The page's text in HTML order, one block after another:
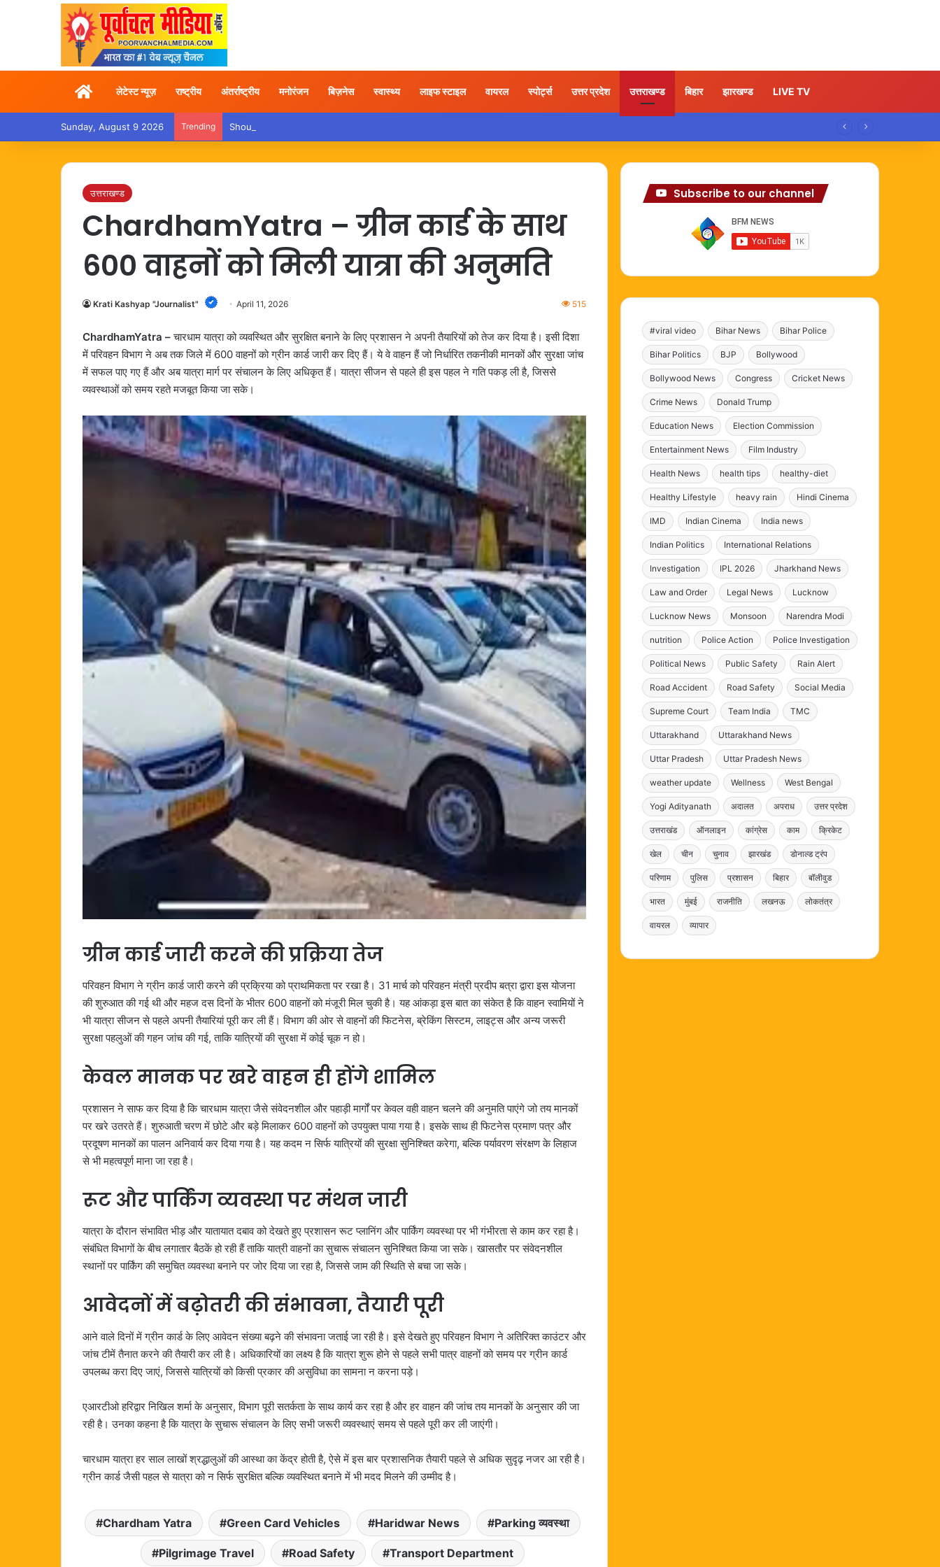
Homeलेटेस्ट न्यूज़ राष्ट्रीय अंतर्राष्ट्रीय मनोरंजन बिज़नेस स्वास्थ्य लाइफ स्टाइल वायरल स्पोर्ट्स उत्तर प्रदेश उत्तराखण्ड बिहार झारखण्ड LIVE TV
Sunday, August 9 2026 Trending Shoulder Pain – कांवड़ यात्रा के बाद कंधे में दर्द हो तो अपनाएं ये आसान उपाय
उत्तराखण्ड
ChardhamYatra – ग्रीन कार्ड के साथ
600 वाहनों को मिली यात्रा की अनुमति
Krati Kashyap "Journalist" April 11, 2026 515
ChardhamYatra –चारधाम यात्रा को व्यवस्थित और सुरक्षित बनाने के लिए प्रशासन ने अपनी तैयारियों को तेज कर दिया है। इसी दिशा
में परिवहन विभाग ने अब तक जिले में 600 वाहनों को ग्रीन कार्ड जारी कर दिए हैं। ये वे वाहन हैं जो निर्धारित तकनीकी मानकों और सुरक्षा जांच
में सफल पाए गए हैं और अब यात्रा मार्ग पर संचालन के लिए अधिकृत हैं। यात्रा सीजन से पहले ही इस पहल ने गति पकड़ ली है, जिससे
व्यवस्थाओं को समय रहते मजबूत किया जा सके।
ग्रीन कार्ड जारी करने की प्रक्रिया तेज
परिवहन विभाग ने ग्रीन कार्ड जारी करने की प्रक्रिया को प्राथमिकता पर रखा है। 31 मार्च को परिवहन मंत्री प्रदीप बत्रा द्वारा इस योजना
की शुरुआत की गई थी और महज दस दिनों के भीतर 600 वाहनों को मंजूरी मिल चुकी है। यह आंकड़ा इस बात का संकेत है कि वाहन स्वामियों ने
भी यात्रा सीजन से पहले अपनी तैयारियां पूरी कर ली हैं। विभाग की ओर से वाहनों की फिटनेस, ब्रेकिंग सिस्टम, लाइट्स और अन्य जरूरी
सुरक्षा पहलुओं की गहन जांच की गई, ताकि यात्रियों की सुरक्षा में कोई चूक न हो।
केवल मानक पर खरे वाहन ही होंगे शामिल
प्रशासन ने साफ कर दिया है कि चारधाम यात्रा जैसे संवेदनशील और पहाड़ी मार्गों पर केवल वही वाहन चलने की अनुमति पाएंगे जो तय मानकों
पर खरे उतरते हैं। शुरुआती चरण में छोटे और बड़े मिलाकर 600 वाहनों को उपयुक्त पाया गया है। इसके साथ ही फिटनेस प्रमाण पत्र और
प्रदूषण मानकों का पालन अनिवार्य कर दिया गया है। यह कदम न सिर्फ यात्रियों की सुरक्षा सुनिश्चित करेगा, बल्कि पर्यावरण संरक्षण के लिहाज
से भी महत्वपूर्ण माना जा रहा है।
रूट और पार्किंग व्यवस्था पर मंथन जारी
यात्रा के दौरान संभावित भीड़ और यातायात दबाव को देखते हुए प्रशासन रूट प्लानिंग और पार्किंग व्यवस्था पर भी गंभीरता से काम कर रहा है।
संबंधित विभागों के बीच लगातार बैठकें हो रही हैं ताकि यात्री वाहनों का सुचारू संचालन सुनिश्चित किया जा सके। खासतौर पर संवेदनशील
स्थानों पर पार्किंग की समुचित व्यवस्था बनाने पर जोर दिया जा रहा है, जिससे जाम की स्थिति से बचा जा सके।
आवेदनों में बढ़ोतरी की संभावना, तैयारी पूरी
आने वाले दिनों में ग्रीन कार्ड के लिए आवेदन संख्या बढ़ने की संभावना जताई जा रही है। इसे देखते हुए परिवहन विभाग ने अतिरिक्त काउंटर और
जांच टीमें तैनात करने की तैयारी कर ली है। अधिकारियों का लक्ष्य है कि यात्रा शुरू होने से पहले सभी पात्र वाहनों को समय पर ग्रीन कार्ड
उपलब्ध करा दिए जाएं, जिससे यात्रियों को किसी प्रकार की असुविधा का सामना न करना पड़े।
एआरटीओ हरिद्वार निखिल शर्मा के अनुसार, विभाग पूरी सतर्कता के साथ कार्य कर रहा है और हर वाहन की जांच तय मानकों के अनुसार की जा
रही है। उनका कहना है कि यात्रा के सुचारू संचालन के लिए सभी जरूरी व्यवस्थाएं समय से पहले पूरी कर ली जाएंगी।
चारधाम यात्रा हर साल लाखों श्रद्धालुओं की आस्था का केंद्र होती है, ऐसे में इस बार प्रशासनिक तैयारी पहले से अधिक सुदृढ़ नजर आ रही है।
ग्रीन कार्ड जैसी पहल से यात्रा को न सिर्फ सुरक्षित बल्कि व्यवस्थित बनाने में भी मदद मिलने की उम्मीद है।
Chardham Yatra Green Card Vehicles Haridwar News Parking व्यवस्था
Pilgrimage Travel Road Safety Transport Department
Subscribe to our channel
#viral video Bihar News Bihar Police
Bihar Politics BJP Bollywood
Bollywood News Congress Cricket News
Crime News Donald Trump
Education News Election Commission
Entertainment News Film Industry
Health News health tips healthy-diet
Healthy Lifestyle heavy rain Hindi Cinema
IMD Indian Cinema India news
Indian Politics International Relations
Investigation IPL 2026 Jharkhand News
Law and Order Legal News Lucknow
Lucknow News Monsoon Narendra Modi
nutrition Police Action Police Investigation
Political News Public Safety Rain Alert
Road Accident Road Safety Social Media
Supreme Court Team India TMC
Uttarakhand Uttarakhand News
Uttar Pradesh Uttar Pradesh News
weather update Wellness West Bengal
Yogi Adityanath अदालत अपराध उत्तर प्रदेश
उत्तराखंड ऑनलाइन कांग्रेस काम क्रिकेट
खेल चीन चुनाव झारखंड डोनाल्ड ट्रंप
परिणाम पुलिस प्रशासन बिहार बॉलीवुड
भारत मुंबई राजनीति लखनऊ लोकतंत्र
वायरल व्यापार